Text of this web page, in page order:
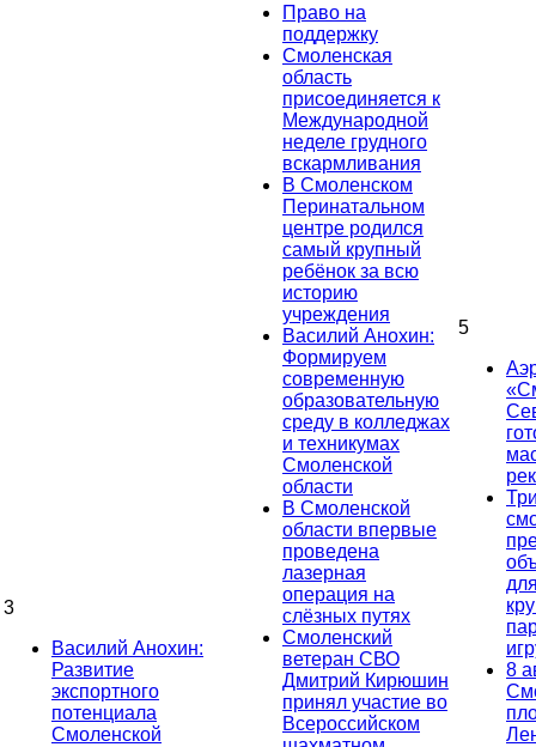
3
Василий Анохин:
Развитие
экспортного
потенциала
Смоленской
Право на
поддержку
Смоленская
область
присоединяется к
Международной
неделе грудного
вскармливания
В Смоленском
Перинатальном
центре родился
самый крупный
ребёнок за всю
историю
учреждения
Василий Анохин:
Формируем
современную
образовательную
среду в колледжах
и техникумах
Смоленской
области
В Смоленской
области впервые
проведена
лазерная
операция на
слёзных путях
Смоленский
ветеран СВО
Дмитрий Кирюшин
принял участие во
Всероссийском
5
8